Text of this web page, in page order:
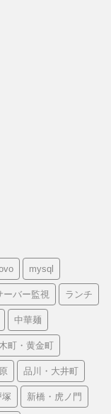
mysql
ーバー監視 ランチ
中華麺
町・黄金町
品川・大井町
塚 新橋・虎ノ門